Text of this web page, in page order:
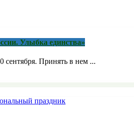
Улыбка единства»
сентября. Принять в нем ...